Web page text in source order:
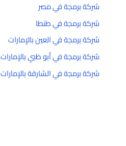
شركة برمجة في مصر
شركة برمجة في طنطا
شركة برمجة في العين بالإمارات
شركة برمجة في أبو ظبي بالإمارات
شركة برمجة في الشارقة بالإمارات